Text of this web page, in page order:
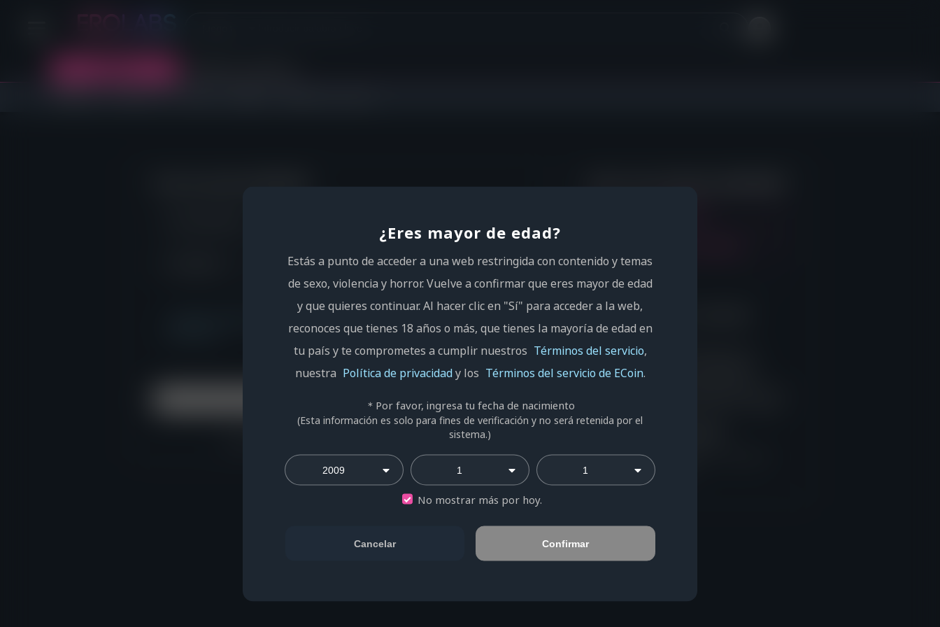
Iniciar sesión
Política de privacidad
Correo electrónico o contraseña
incorrectos
Comprueba que las mayúsculas y los
utilizar correctamente la tecla "Bloq
Si todavía no eres miembros, selecciona
"Registro" para hacerlo.
¿Eres mayor de edad?
Estás a punto de acceder a una web restringida con contenido y temas
de sexo, violencia y horror. Vuelve a confirmar que eres mayor de edad
y que quieres continuar. Al hacer clic en "Sí" para acceder a la web,
reconoces que tienes 18 años o más, que tienes la mayoría de edad en
tu país y te comprometes a cumplir nuestros Términos del servicio,
nuestra Política de privacidady los Términos del servicio de ECoin.
＊Por favor, ingresa tu fecha de nacimiento
(Esta información es solo para fines de verificación y no será retenida por el
sistema.)
No mostrar más por hoy.
Cancelar Confirmar